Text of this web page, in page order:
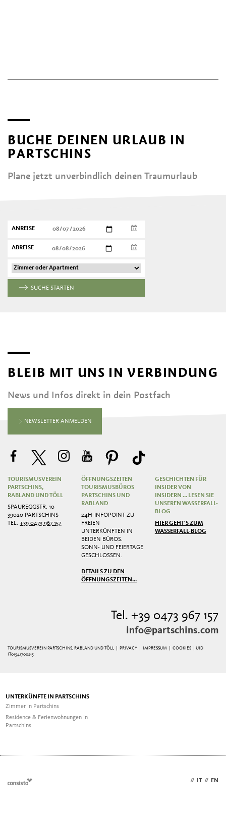
BUCHE DEINEN URLAUB IN
PARTSCHINS
Plane jetzt unverbindlich deinen Traumurlaub
ANREISE
ABREISE
SUCHE STARTEN
BLEIB MIT UNS IN VERBINDUNG
News und Infos direkt in dein Postfach
NEWSLETTER ANMELDEN
TOURISMUSVEREIN
PARTSCHINS,
RABLAND UND TÖLL
SPAUREGGSTR. 10
39020 PARTSCHINS
TEL.+39 0473 967 157
ÖFFNUNGSZEITEN
TOURISMUSBÜROS
PARTSCHINS UND
RABLAND
24H-INFOPOINT ZU
FREIEN
UNTERKÜNFTEN IN
BEIDEN BÜROS.
SONN- UND FEIERTAGE
GESCHLOSSEN.
DETAILS ZU DEN
ÖFFNUNGSZEITEN...
GESCHICHTEN FÜR
INSIDER VON
INSIDERN ... LESEN SIE
UNSEREN WASSERFALL-
BLOG
HIER GEHT'S ZUM
WASSERFALL-BLOG
Tel. +39 0473 967 157
info@partschins.com
TOURISMUSVEREIN PARTSCHINS, RABLAND UND TÖLL | PRIVACY IMPRESSUM |COOKIES
| UID
IT01541700215
UNTERKÜNFTE IN PARTSCHINS
Zimmer in Partschins
Residence & Ferienwohnungen in
Partschins
// IT // EN